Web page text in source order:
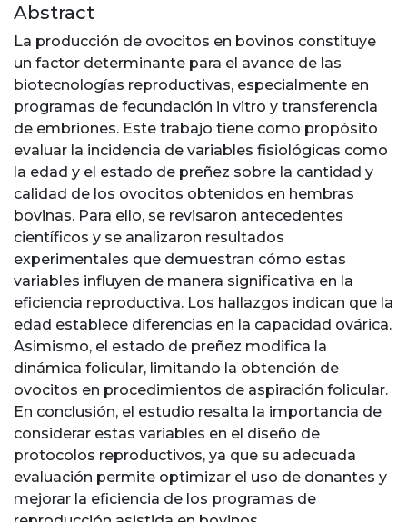
Abstract
La producción de ovocitos en bovinos constituye
un factor determinante para el avance de las
biotecnologías reproductivas, especialmente en
programas de fecundación in vitro y transferencia
de embriones. Este trabajo tiene como propósito
evaluar la incidencia de variables fisiológicas como
la edad y el estado de preñez sobre la cantidad y
calidad de los ovocitos obtenidos en hembras
bovinas. Para ello, se revisaron antecedentes
científicos y se analizaron resultados
experimentales que demuestran cómo estas
variables influyen de manera significativa en la
eficiencia reproductiva. Los hallazgos indican que la
edad establece diferencias en la capacidad ovárica.
Asimismo, el estado de preñez modifica la
dinámica folicular, limitando la obtención de
ovocitos en procedimientos de aspiración folicular.
En conclusión, el estudio resalta la importancia de
considerar estas variables en el diseño de
protocolos reproductivos, ya que su adecuada
evaluación permite optimizar el uso de donantes y
mejorar la eficiencia de los programas de